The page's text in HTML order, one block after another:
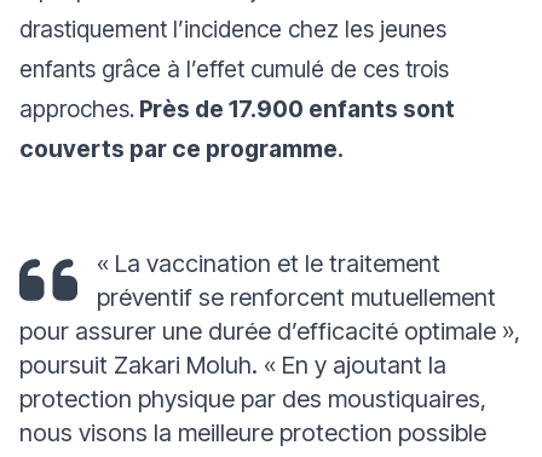
drastiquement l’incidence chez les jeunes
enfants grâce à l’effet cumulé de ces trois
approches. Près de 17.900 enfants sont
couverts par ce programme.
« La vaccination et le traitement
préventif se renforcent mutuellement
pour assurer une durée d’efficacité optimale »,
poursuit Zakari Moluh. « En y ajoutant la
protection physique par des moustiquaires,
nous visons la meilleure protection possible